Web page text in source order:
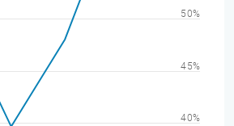
40%
45%
50%